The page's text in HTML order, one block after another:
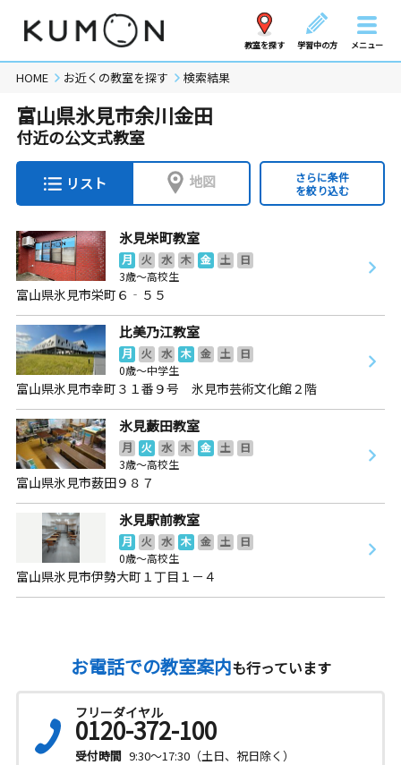
教室を探す 学習中の方 メニュー
HOME お近くの教室を探す 検索結果
富山県氷見市余川金田
付近の公文式教室
リスト 地図
さらに条件
を絞り込む
氷見栄町教室
月 火 水 木 金 土
日
3歳～高校生
富山県氷見市栄町６‐５５
比美乃江教室
月 火 水 木 金 土
日
0歳～中学生
富山県氷見市幸町３１番９号 氷見市芸術文化館２階
氷見藪田教室
月 火 水 木 金 土
日
3歳～高校生
富山県氷見市薮田９８７
氷見駅前教室
月 火 水 木 金 土
日
0歳～高校生
富山県氷見市伊勢大町１丁目１－４
お電話での教室案内も行っています
フリーダイヤル
0120-372-100
受付時間 9:30～17:30（土日、祝日除く）